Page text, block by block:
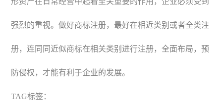
强烈的重视。做好商标注册，最好在相近类别或者全类注
册，连同同近似商标在相关类别进行注册，全面布局，预
防侵权，才能有利于企业的发展。
TAG标签：